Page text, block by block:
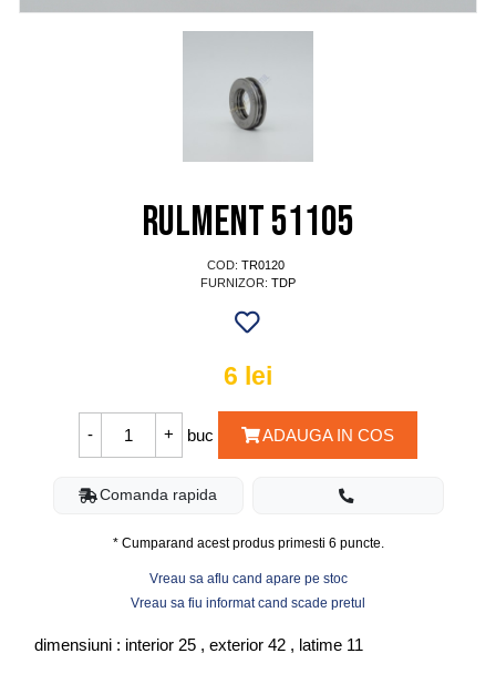
Rulment 51105
COD: TR0120
FURNIZOR: TDP
6 lei
buc ADAUGA IN COS
Comanda rapida
* Cumparand acest produs primesti 6 puncte.
Vreau sa aflu cand apare pe stoc
Vreau sa fiu informat cand scade pretul
dimensiuni : interior 25 , exterior 42 , latime 11